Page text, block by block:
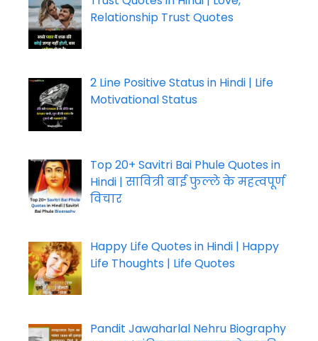
Relationship Trust Quotes
2 Line Positive Status in Hindi | Life
Motivational Status
Top 20+ Savitri Bai Phule Quotes in
Hindi | सावित्री बाई फुल्ले के महत्वपूर्ण
विचार
Happy Life Quotes in Hindi | Happy
Life Thoughts | Life Quotes
Pandit Jawaharlal Nehru Biography